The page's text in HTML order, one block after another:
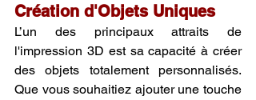
Création d'Objets Uniques
L’un des principaux attraits de
l'impression 3D est sa capacité à créer
des objets totalement personnalisés.
Que vous souhaitiez ajouter une touche